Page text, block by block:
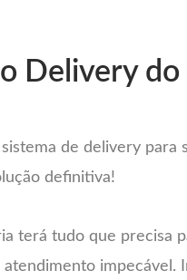
o Delivery
de delivery para
definitiva!
terá tudo que precisa
impecável.